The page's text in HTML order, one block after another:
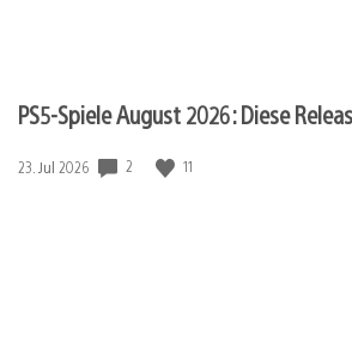
PS5-Spiele August 2026: Diese
Veröffentlichungsdatum:
23. Jul 2026 2 11